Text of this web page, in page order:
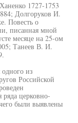
1727-1753
Долгоруков И.
Повесть о
писанная мной
месяце на 25-ом
Танеев В. И.
из
Российской
церковно-
были выявлены